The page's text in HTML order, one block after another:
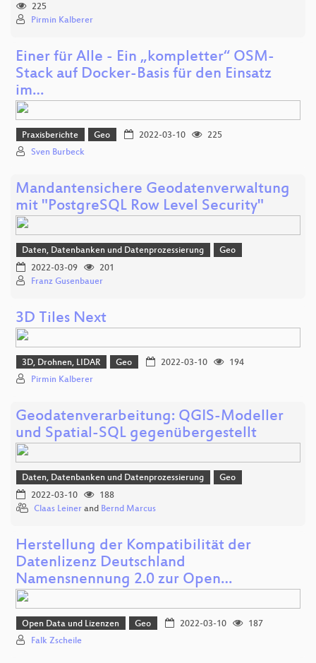
225
Pirmin Kalberer
Einer für Alle - Ein „kompletter“ OSM-
Stack auf Docker-Basis für den Einsatz
im…
Praxisberichte Geo 2022-03-10
225
Sven Burbeck
Mandantensichere Geodatenverwaltung
mit "PostgreSQL Row Level Security"
Daten, Datenbanken und Datenprozessierung
Geo
2022-03-09
201
Franz Gusenbauer
3D Tiles Next
3D, Drohnen, LIDAR Geo 2022-03-10
194
Pirmin Kalberer
Geodatenverarbeitung: QGIS-Modeller
und Spatial-SQL gegenübergestellt
Daten, Datenbanken und Datenprozessierung
Geo
2022-03-10
188
Claas Leiner and Bernd Marcus
Herstellung der Kompatibilität der
Datenlizenz Deutschland
Namensnennung 2.0 zur Open…
Open Data und Lizenzen Geo 2022-03-10
187
Falk Zscheile